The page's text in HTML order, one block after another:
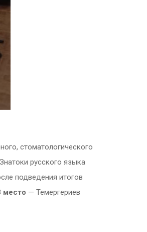
стоматологического
русского языка
подведения итогов
место — Темергериев